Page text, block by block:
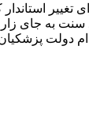
سنت به جای
دولت